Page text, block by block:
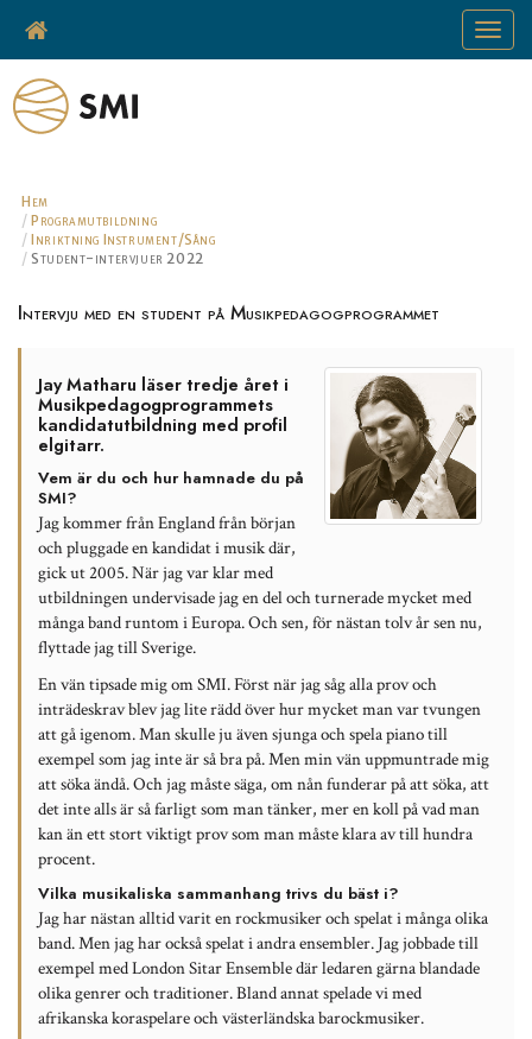
Toggle
Hem
Programutbildning
Inriktning Instrument/Sång
Student-intervjuer 2022
Intervju med en student på Musikpedagogprogrammet
Jay Matharu läser tredje året i
Musikpedagogprogrammets
kandidatutbildning med profil
elgitarr.
Vem är du och hur hamnade du på
SMI?
Jag kommer från England från början
och pluggade en kandidat i musik där,
gick ut 2005. När jag var klar med
utbildningen undervisade jag en del och turnerade mycket med
många band runtom i Europa. Och sen, för nästan tolv år sen nu,
flyttade jag till Sverige.
En vän tipsade mig om SMI. Först när jag såg alla prov och
inträdeskrav blev jag lite rädd över hur mycket man var tvungen
att gå igenom. Man skulle ju även sjunga och spela piano till
exempel som jag inte är så bra på. Men min vän uppmuntrade mig
att söka ändå. Och jag måste säga, om nån funderar på att söka, att
det inte alls är så farligt som man tänker, mer en koll på vad man
kan än ett stort viktigt prov som man måste klara av till hundra
procent.
Vilka musikaliska sammanhang trivs du bäst i?
Jag har nästan alltid varit en rockmusiker och spelat i många olika
band. Men jag har också spelat i andra ensembler. Jag jobbade till
exempel med London Sitar Ensemble där ledaren gärna blandade
olika genrer och traditioner. Bland annat spelade vi med
afrikanska koraspelare och västerländska barockmusiker.